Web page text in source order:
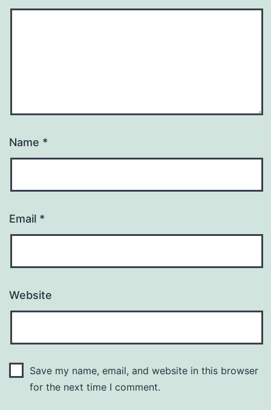
Name *
Email *
Website
Save my name, email, and website in this browser
for the next time I comment.